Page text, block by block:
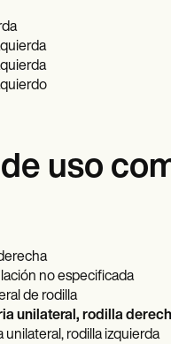
uso
no especificada
de rodilla
unilateral, rodilla
unilateral, rodilla izquierda